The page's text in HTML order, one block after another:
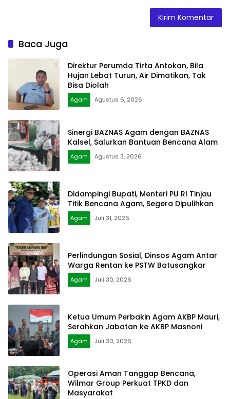
Baca Juga
Direktur Perumda Tirta Antokan, Bila
Hujan Lebat Turun, Air Dimatikan, Tak
Bisa Diolah
Agam Agustus 6, 2026
Sinergi BAZNAS Agam dengan BAZNAS
Kalsel, Salurkan Bantuan Bencana Alam
Agam Agustus 3, 2026
Didampingi Bupati, Menteri PU RI Tinjau
Titik Bencana Agam, Segera Dipulihkan
Agam Juli 31, 2026
Perlindungan Sosial, Dinsos Agam Antar
Warga Rentan ke PSTW Batusangkar
Agam Juli 30, 2026
Ketua Umum Perbakin Agam AKBP Mauri,
Serahkan Jabatan ke AKBP Masnoni
Agam Juli 30, 2026
Operasi Aman Tanggap Bencana,
Wilmar Group Perkuat TPKD dan
Masyarakat